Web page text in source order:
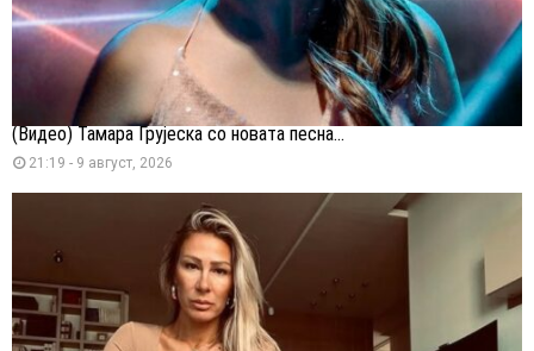
(Видео) Тамара Грујеска со новата песна...
21:19 - 9 август, 2026